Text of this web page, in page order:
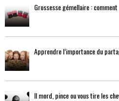
Grossesse gémellaire :
Apprendre l’importance du
Il mord, pince ou vous tire les